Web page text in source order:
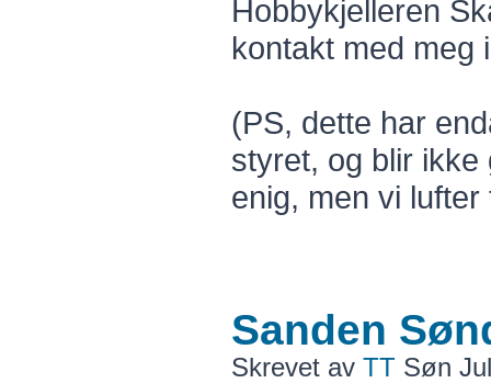
Hobbykjelleren
kontakt med
(PS, dette har
styret, og blir
enig, men vi lufter
Sanden
Skrevet av TT Søn